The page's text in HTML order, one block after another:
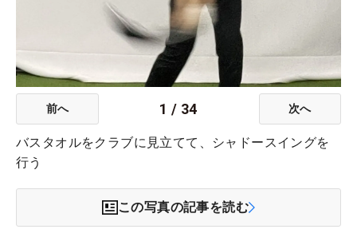
前へ 1 / 34 次へ
バスタオルをクラブに見立てて、シャドースイングを
行う
この写真の記事を読む